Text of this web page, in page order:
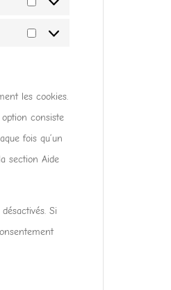
les cookies.
consiste
fois qu’un
section Aide
Si